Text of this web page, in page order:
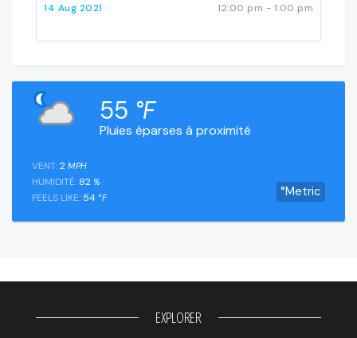
14 Aug 2021 12:00 pm - 1:00 pm
Pluies éparses à proximité
55 °F
°Metric
VENT:2 MPH
HUMIDITÉ: 82 %
FEELS LIKE: 54 °F
EXPLORER